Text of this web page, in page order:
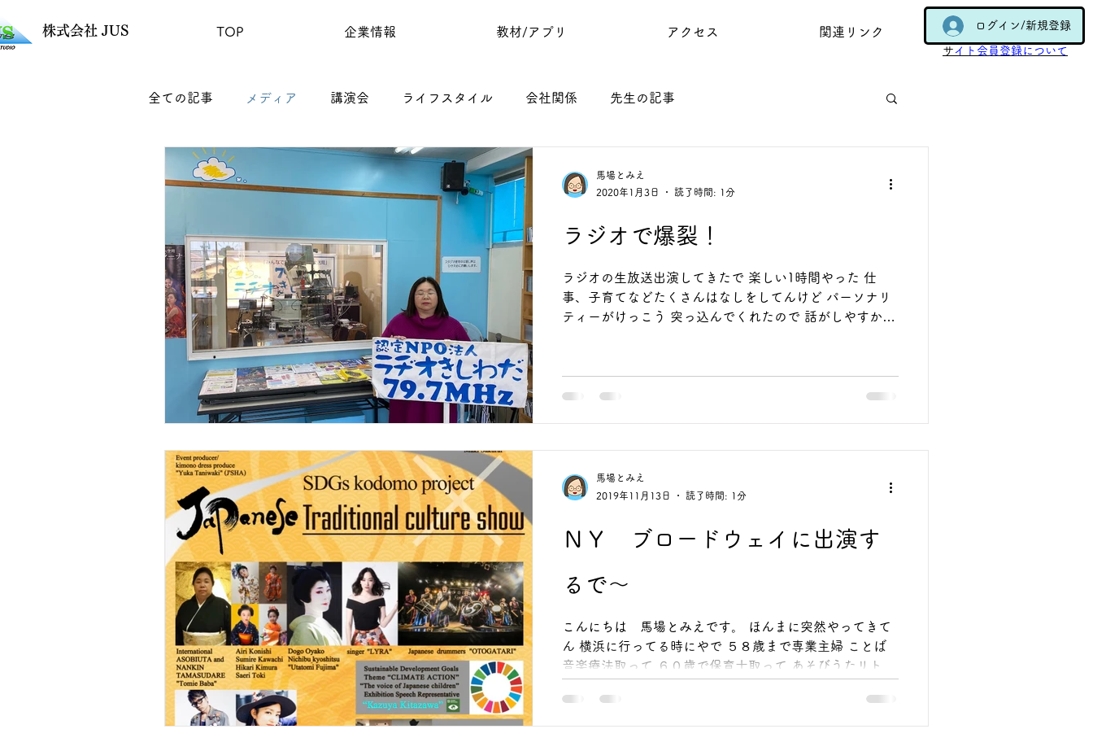
ログイン/新規登録
​ サイト会員登録について
​株式会社 JUS TOP 企業情報 教材/アプリ アクセス 関連リンク
全ての記事 メディア 講演会 ライフスタイル 会社関係 先生の記事
ラジオで爆裂！
ラジオの生放送出演してきたで 楽しい1時間やった 仕
事、子育てなどたくさんはなしをしてんけど パーソナリ
ティーがけっこう 突っ込んでくれたので 話がしやすかっ
馬場とみえ
2020年1月3日
読了時間: 1分
ＮＹ ブロードウェイに出演す
るで～
こんにちは 馬場とみえです。 ほんまに突然やってきて
ん 横浜に行ってる時にやで ５８歳まで専業主婦 ことば
音楽療法取って ６０歳で保育士取って あそびうたリトミ
ェイの舞台にソロでつねんで ...
馬場とみえ
2019年11月13日
読了時間: 1分